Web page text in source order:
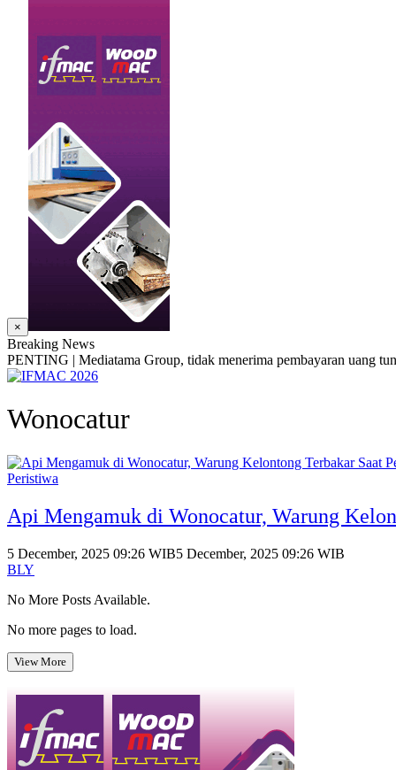
×
Breaking News
PENTING | Mediatama Group, tidak menerima pembayaran uang
Wonocatur
Peristiwa
Api Mengamuk di Wonocatur, Warung
5 December, 2025 09:26 WIB5 December, 2025 09:26 WIB
BLY
No More Posts Available.
No more pages to load.
View More